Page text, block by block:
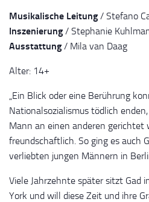
Musikalische Leitung / Stefano
Inszenierung / Stephanie
Ausstattung / Mila van Daag
Alter: 14+
„Ein Blick oder eine Berührung
Nationalsozialismus tödlich
Mann an einen anderen gerichtet
freundschaftlich. So ging es auch
verliebten jungen Männern in
Viele Jahrzehnte später sitzt Gad
York und will diese Zeit und ihre